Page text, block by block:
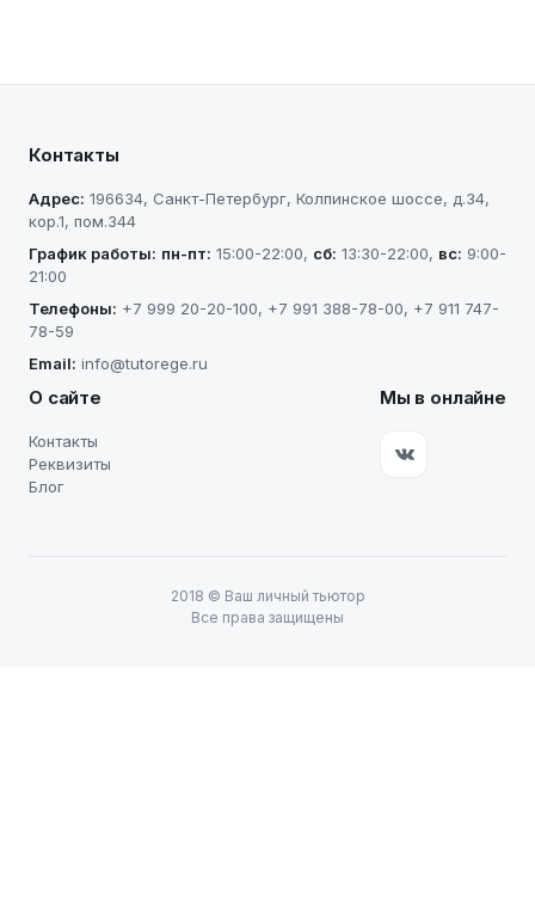
Контакты
Адрес: 196634, Санкт-Петербург, Колпинское шоссе, д.34,
кор.1, пом.344
График работы: пн-пт: 15:00-22:00, сб: 13:30-22:00, вс: 9:00-
21:00
Телефоны: +7 999 20-20-100, +7 991 388-78-00, +7 911 747-
78-59
Email: info@tutorege.ru
О сайте
Контакты
Реквизиты
Блог
Мы в онлайне
2018 © Ваш личный тьютор
Все права защищены